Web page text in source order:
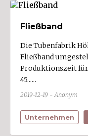
Mellau
Mittelberg (4)
Möggers
Nenzing (2)
Nüziders (2)
Raggal
Rankweil (10)
Fließband
Die Tubenfabrik
Fließband
Produktionszeit für
45......
2019-12-19 - Anonym
Unternehmen